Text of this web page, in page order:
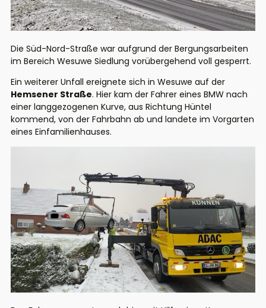
Die Süd-Nord-Straße war aufgrund der Bergungsarbeiten
im Bereich Wesuwe Siedlung vorübergehend voll gesperrt.
Ein weiterer Unfall ereignete sich in Wesuwe auf der
Hemsener Straße. Hier kam der Fahrer eines BMW nach
einer langgezogenen Kurve, aus Richtung Hüntel
kommend, von der Fahrbahn ab und landete im Vorgarten
eines Einfamilienhauses.